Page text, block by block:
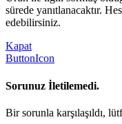
sürede yanıtlanacaktır.
edebilirsiniz.
Kapat
ButtonIcon
Sorunuz İletilemedi.
Bir sorunla karşılaşıldı,